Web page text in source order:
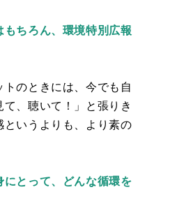
ちろん、環境特別広報
のときには、今でも自
、聴いて！」と張りき
いうよりも、より素の
とって、どんな循環を